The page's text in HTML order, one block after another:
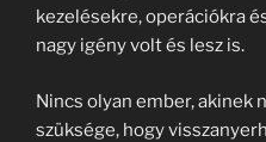
kezelésekre, operációkra
nagy igény volt és lesz is.
Nincs olyan ember, akinek
szüksége, hogy